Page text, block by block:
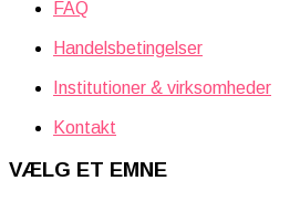
FAQ
Handelsbetingelser
Institutioner & virksomheder
Kontakt
VÆLG ET EMNE